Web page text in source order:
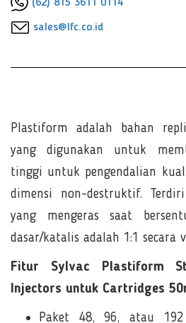
(62) 815 3611 0114
sales@lfc.co.id
Plastiform adalah bahan
yang digunakan untuk
tinggi untuk pengendalian
dimensi non-destruktif.
yang mengeras saat
dasar/katalis adalah 1:1 secara
Fitur Sylvac Plastiform
Injectors untuk Cartridges
Paket 48, 96, atau